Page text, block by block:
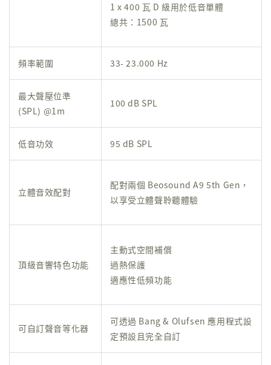
1 x 400 瓦 D 級用於低音單體
總共：1500 瓦
頻率範圍 33- 23.000 Hz
最大聲壓位準
(SPL) @1m
100 dB SPL
低音功效 95 dB SPL
立體音效配對
配對兩個 Beosound A9 5th Gen，
以享受立體聲聆聽體驗
頂級音響特色功能
主動式空間補償
過熱保護
適應性低頻功能
可自訂聲音等化器
可透過 Bang & Olufsen 應用程式設
定預設且完全自訂